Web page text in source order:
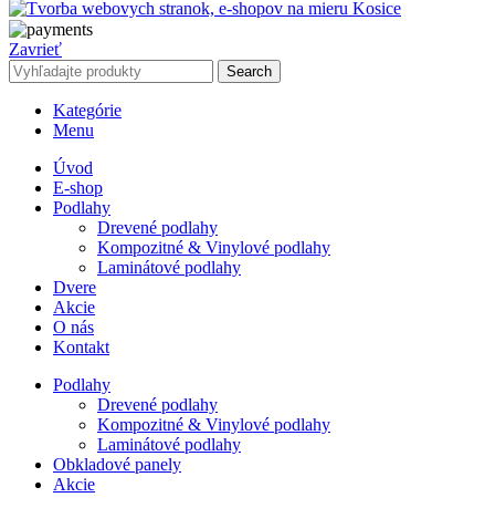
Zavrieť
Search
Kategórie
Menu
Úvod
E-shop
Podlahy
Drevené podlahy
Kompozitné & Vinylové podlahy
Laminátové podlahy
Dvere
Akcie
O nás
Kontakt
Podlahy
Drevené podlahy
Kompozitné & Vinylové podlahy
Laminátové podlahy
Obkladové panely
Akcie